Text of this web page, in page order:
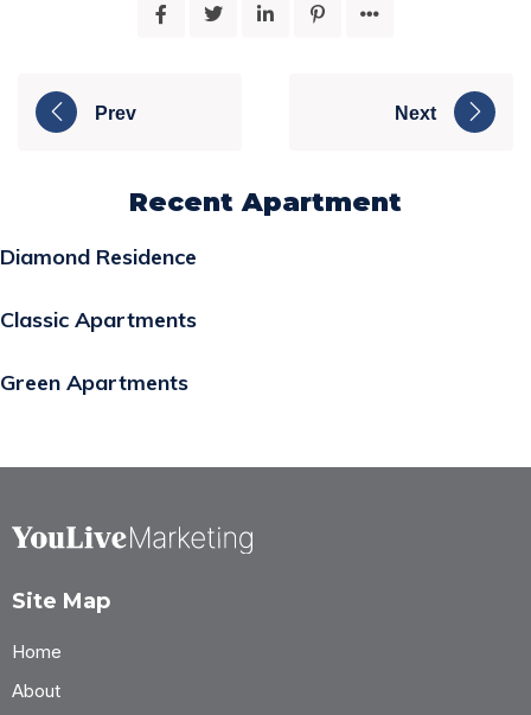
Prev Next
Recent Apartment
Diamond Residence
Classic Apartments
Green Apartments
Site Map
Home
About